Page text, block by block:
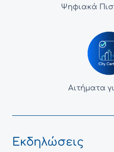
Ψηφιακά
Αιτήματα
Εκδηλώσεις